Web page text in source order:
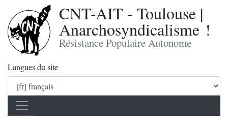
CNT-AIT - Toulouse |
Anarchosyndicalisme !
Résistance Populaire Autonome
Langues du site